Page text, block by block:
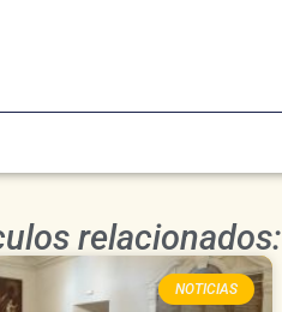
relacionados:
NOTICIAS